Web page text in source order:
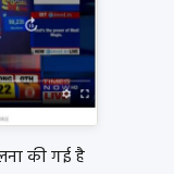
की गई है